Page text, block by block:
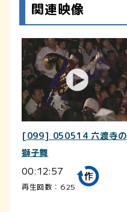
関連映像
[099] 050514 六渡寺の
獅子舞
00:12:57
再生回数：625